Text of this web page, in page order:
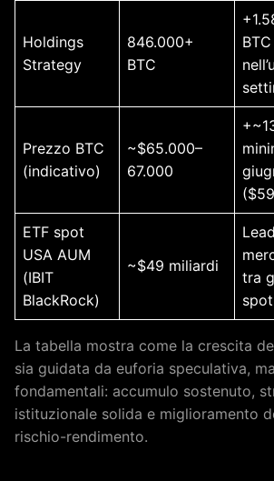
Holdings
Strategy
846.000+
BTC
BTC
Prezzo BTC
(indicativo)
~$65.000–
67.000
ETF spot
USA AUM
(IBIT
BlackRock)
~$49 miliardi
tra
spot
La tabella mostra come la crescita
sia guidata da euforia speculativa,
fondamentali: accumulo sostenuto,
istituzionale solida e miglioramento
rischio-rendimento.